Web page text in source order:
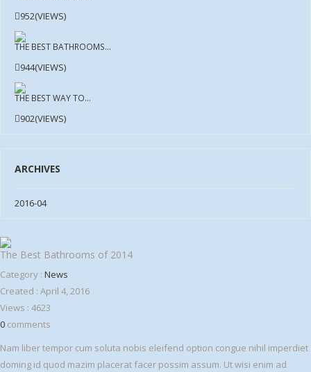
952(VIEWS)
THE BEST BATHROOMS...
944(VIEWS)
THE BEST WAY TO...
902(VIEWS)
ARCHIVES
2016-04
The Best Bathrooms of 2014
Category : News
Created : April 4, 2016
Views : 4623
0 comments
Nam liber tempor cum soluta nobis eleifend option congue nihil imperdiet
doming id quod mazim placerat facer possim assum. Ut wisi enim ad